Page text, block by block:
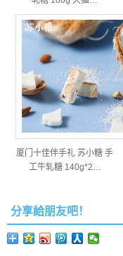
厦门十佳伴手礼 苏小糖 手
工牛轧糖 140g*2…
分享給朋友吧！